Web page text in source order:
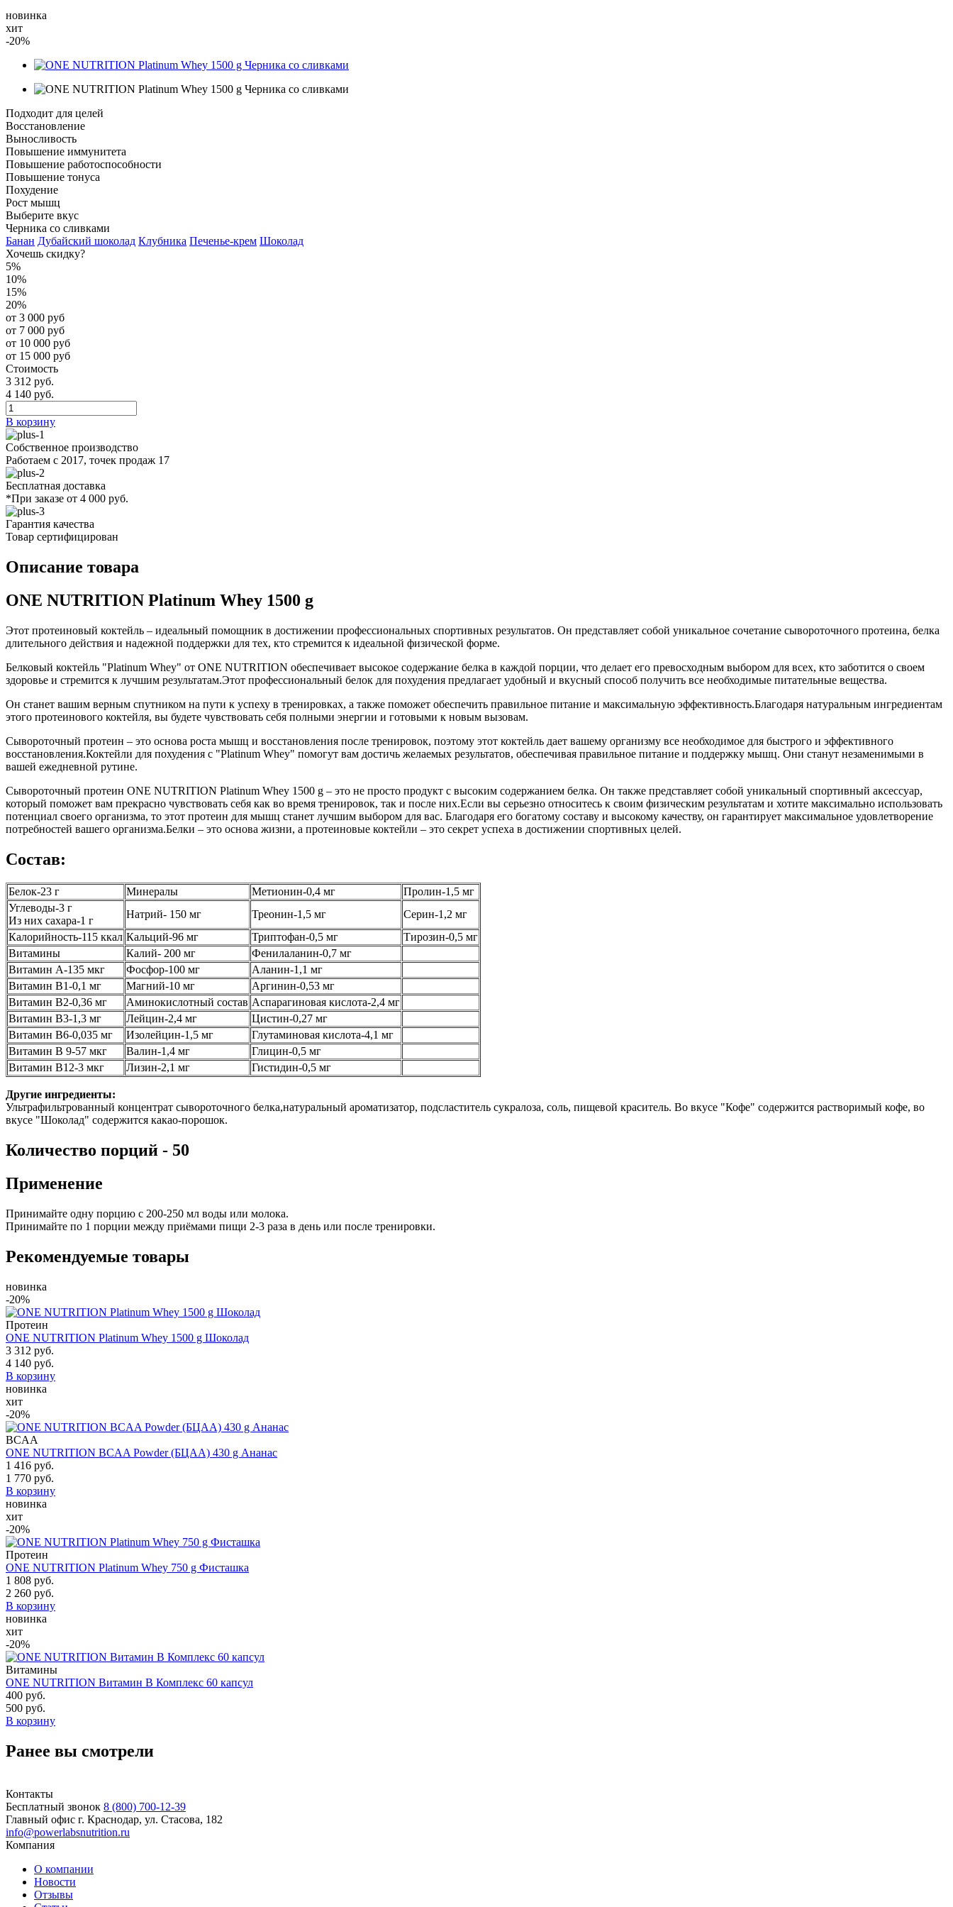
новинка
хит
-20%
Подходит для целей
Восстановление
Выносливость
Повышение иммунитета
Повышение работоспособности
Повышение тонуса
Похудение
Рост мышц
Выберите вкус
Черника со сливками
Банан Дубайский шоколад Клубника Печенье-крем Шоколад
Хочешь скидку?
5%
10%
15%
20%
от 3 000 руб
от 7 000 руб
от 10 000 руб
от 15 000 руб
Стоимость
3 312 руб.
4 140 руб.
В корзину
Собственное производство
Работаем с 2017, точек продаж 17
Бесплатная доставка
*При заказе от 4 000 руб.
Гарантия качества
Товар сертифицирован
Описание товара
ONE NUTRITION Platinum Whey 1500 g
Этот протеиновый коктейль – идеальный помощник в достижении профессиональных спортивных результатов. Он представляет собой уникальное сочетание сывороточного протеина, белка
длительного действия и надежной поддержки для тех, кто стремится к идеальной физической форме.
Белковый коктейль "Platinum Whey" от ONE NUTRITION обеспечивает высокое содержание белка в каждой порции, что делает его превосходным выбором для всех, кто заботится о своем
здоровье и стремится к лучшим результатам.Этот профессиональный белок для похудения предлагает удобный и вкусный способ получить все необходимые питательные вещества.
Он станет вашим верным спутником на пути к успеху в тренировках, а также поможет обеспечить правильное питание и максимальную эффективность.Благодаря натуральным ингредиентам
этого протеинового коктейля, вы будете чувствовать себя полными энергии и готовыми к новым вызовам.
Сывороточный протеин – это основа роста мышц и восстановления после тренировок, поэтому этот коктейль дает вашему организму все необходимое для быстрого и эффективного
восстановления.Коктейли для похудения с "Platinum Whey" помогут вам достичь желаемых результатов, обеспечивая правильное питание и поддержку мышц. Они станут незаменимыми в
вашей ежедневной рутине.
Сывороточный протеин ONE NUTRITION Platinum Whey 1500 g – это не просто продукт с высоким содержанием белка. Он также представляет собой уникальный спортивный аксессуар,
который поможет вам прекрасно чувствовать себя как во время тренировок, так и после них.Если вы серьезно относитесь к своим физическим результатам и хотите максимально использовать
потенциал своего организма, то этот протеин для мышц станет лучшим выбором для вас. Благодаря его богатому составу и высокому качеству, он гарантирует максимальное удовлетворение
потребностей вашего организма.Белки – это основа жизни, а протеиновые коктейли – это секрет успеха в достижении спортивных целей.
Состав:
Белок-23 г Минералы Метионин-0,4 мг
Пролин-1,5 мг
Углеводы-3 г
Из них сахара-1 г
Натрий- 150 мг Треонин-1,5 мг
Серин-1,2 мг
Калорийность-115 ккал Кальций-96 мг Триптофан-0,5 мг
Тирозин-0,5 мг
Витамины
Калий- 200 мг
Фенилаланин-0,7 мг
Витамин А-135 мкг
Фосфор-100 мг
Аланин-1,1 мг
Витамин B1-0,1 мг
Магний-10 мг
Аргинин-0,53 мг
Витамин В2-0,36 мг
Аминокислотный состав Аспарагиновая кислота-2,4 мг
Витамин В3-1,3 мг
Лейцин-2,4 мг
Цистин-0,27 мг
Витамин B6-0,035 мг
Изолейцин-1,5 мг
Глутаминовая кислота-4,1 мг
Витамин B 9-57 мкг
Валин-1,4 мг
Глицин-0,5 мг
Витамин В12-3 мкг
Лизин-2,1 мг Гистидин-0,5 мг
Другие ингредиенты:
Ультрафильтрованный концентрат сывороточного белка,натуральный ароматизатор, подсластитель сукралоза, соль, пищевой краситель. Во вкусе "Кофе" содержится растворимый кофе, во
вкусе "Шоколад" содержится какао-порошок.
Количество порций - 50
Применение
Принимайте одну порцию с 200-250 мл воды или молока.
Принимайте по 1 порции между приёмами пищи 2-3 раза в день или после тренировки.
Рекомендуемые товары
новинка
-20%
Протеин
ONE NUTRITION Platinum Whey 1500 g Шоколад
3 312 руб.
4 140 руб.
В корзину
новинка
хит
-20%
BCAA
ONE NUTRITION BCAA Powder (БЦАА) 430 g Ананас
1 416 руб.
1 770 руб.
В корзину
новинка
хит
-20%
Протеин
ONE NUTRITION Platinum Whey 750 g Фисташка
1 808 руб.
2 260 руб.
В корзину
новинка
хит
-20%
Витамины
ONE NUTRITION Витамин B Комплекс 60 капсул
400 руб.
500 руб.
В корзину
Ранее вы смотрели
Контакты
Бесплатный звонок 8 (800) 700-12-39
Главный офис г. Краснодар, ул. Стасова, 182
info@powerlabsnutrition.ru
Компания
О компании
Новости
Отзывы